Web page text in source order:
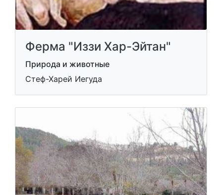
Ферма "Иззи Хар-Эйтан"
Природа и животные
Стеф-Харей Иегуда